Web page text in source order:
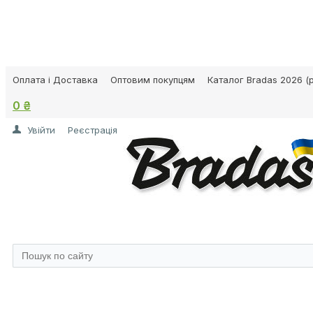
Оплата і Доставка Оптовим покупцям Каталог Bradas 2026
0 ₴
Увійти Реєстрація